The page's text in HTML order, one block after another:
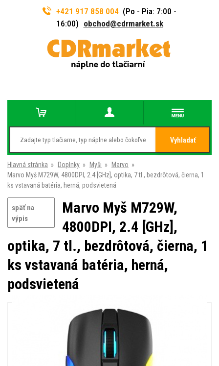
+421 917 858 004 (Po - Pia: 7:00 -
16:00) obchod@cdrmarket.sk
Vyhladať
Hlavná stránka » Doplnky » Myši » Marvo »
Marvo Myš M729W, 4800DPI, 2.4 [GHz], optika, 7 tl., bezdrôtová, čierna, 1
ks vstavaná batéria, herná, podsvietená
späť na
výpis
Marvo Myš M729W,
4800DPI, 2.4 [GHz],
optika, 7 tl., bezdrôtová, čierna, 1
ks vstavaná batéria, herná,
podsvietená